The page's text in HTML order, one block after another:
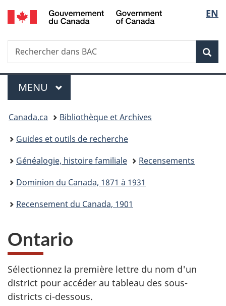
Passer
au
Passer
à
du
Passer
à
simplifiée
de
la
EN
Recherche
Rechercher
dans
Menu
MENU PRINCIPAL
Vous
êtes
ici :
Canada.ca
Bibliothèque et Archives
Guides et outils de recherche
Généalogie, histoire familiale
Recensements
Dominion du Canada, 1871 à 1931
Recensement du Canada, 1901
Ontario
Sélectionnez la première lettre du nom d'un
district pour accéder au tableau des sous-
districts ci-dessous.